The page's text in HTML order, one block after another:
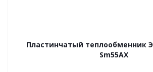
Пластинчатый теплообменник
Sm55AX